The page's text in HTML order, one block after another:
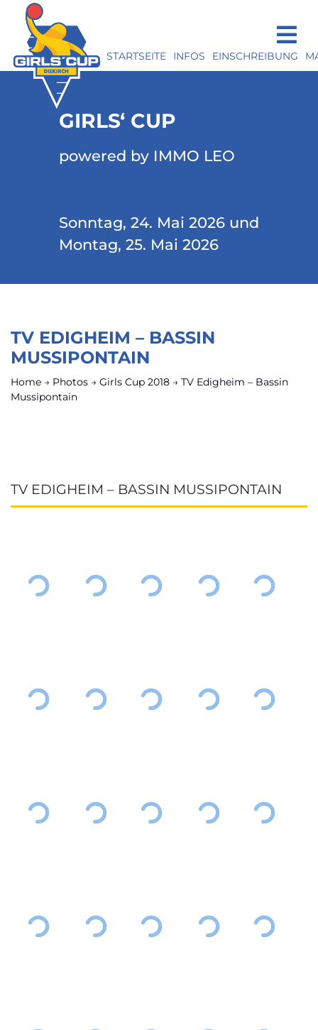
STARTSEITE INFOS EINSCHREIBUNG
GIRLS‘ CUP
powered by IMMO LEO
Sonntag, 24. Mai 2026 und
Montag, 25. Mai 2026
TV EDIGHEIM – BASSIN
MUSSIPONTAIN
Home → Photos → Girls Cup 2018 → TV Edigheim – Bassin
Mussipontain
TV EDIGHEIM – BASSIN MUSSIPONTAIN